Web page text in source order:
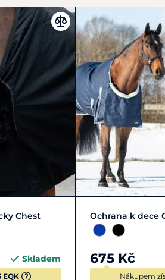
Chest
Skladem
EQK
Ochrana k dece
675 Kč
Nákupem